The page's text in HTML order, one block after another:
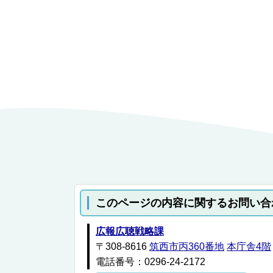
このページの内容に関するお問い
広報広聴戦略課
〒308-8616 筑西市丙360番地 本庁舎4階
電話番号：0296-24-2172